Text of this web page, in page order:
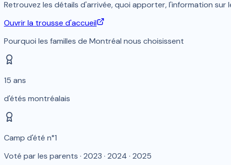
Retrouvez les détails d'arrivée, quoi apporter, l'information
Ouvrir la trousse d'accueil
Pourquoi les familles de Montréal nous choisissent
15 ans
d'étés montréalais
Camp d'été n°1
Voté par les parents · 2023 · 2024 · 2025